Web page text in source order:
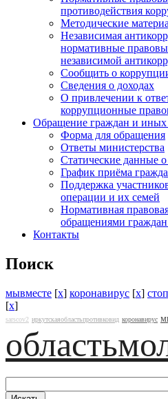
противодействия
Методические
Независимая
нормативные
независимой
Сообщить о
Сведения о доходах
О привлечении к
коррупционные
Обращение граждан и
Форма для обращения
Ответы министерства
Статические данные
График приёма
Поддержка
операции и их семей
Нормативная
обращениями
Контакты
Поиск
мывместе [x] коронавирус [x]
[x]
sarscov2 иркутскаяобластьпротивковид коронавирус